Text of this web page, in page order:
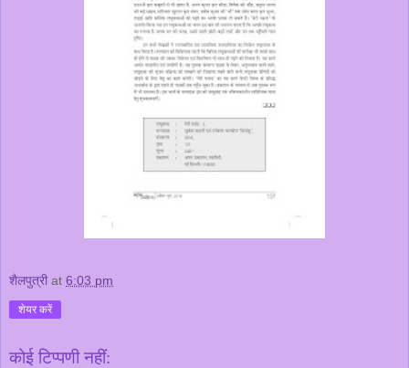
शैलपुत्री at 6:03 pm
शेयर करें
कोई टिप्पणी नहीं: